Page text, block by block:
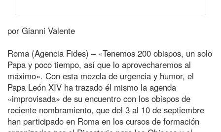
por Gianni Valente
Roma (Agencia Fides) – «Tenemos 200 obispos, un solo
Papa y poco tiempo, así que lo aprovecharemos al
máximo». Con esta mezcla de urgencia y humor, el
Papa León XIV ha trazado él mismo la agenda
«improvisada» de su encuentro con los obispos de
reciente nombramiento, que del 3 al 10 de septiembre
han participado en Roma en los cursos de formación